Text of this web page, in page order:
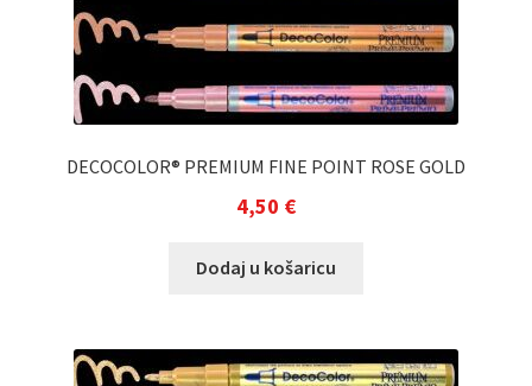
DECOCOLOR® PREMIUM FINE POINT ROSE GOLD
4,50 €
Dodaj u košaricu